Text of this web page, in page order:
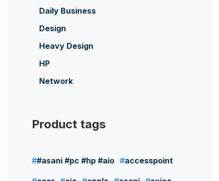
Daily Business
Design
Heavy Design
HP
Network
Product tags
#asani #pc #hp #aio accesspoint